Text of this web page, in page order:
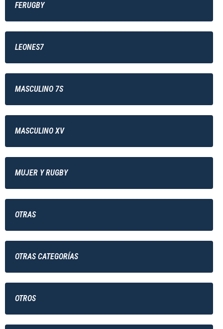
FERUGBY
LEONES7
MASCULINO 7S
MASCULINO XV
MUJER Y RUGBY
OTRAS
OTRAS CATEGORÍAS
OTROS